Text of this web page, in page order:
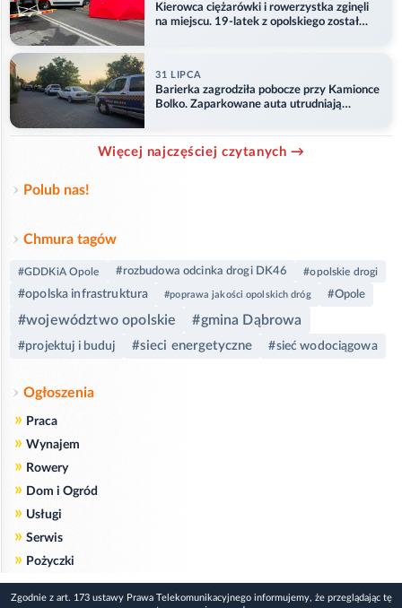
Kierowca ciężarówki i rowerzystka zginęli
na miejscu. 19-latek z opolskiego został
31 LIPCA
Barierka zagrodziła pobocze przy Kamionce
Bolko. Zaparkowane auta utrudniają
Więcej najczęściej czytanych →
Polub nas!
Chmura tagów
#GDDKiA Opole #rozbudowa odcinka drogi DK46 #opolskie drogi
#opolska infrastruktura #poprawa jakości opolskich dróg #Opole
#województwo opolskie #gmina Dąbrowa
#projektuj i buduj #sieci energetyczne #sieć wodociągowa
Ogłoszenia
» Praca
» Wynajem
» Rowery
» Dom i Ogród
» Usługi
» Serwis
» Pożyczki
Zgodnie z art. 173 ustawy Prawa Telekomunikacyjnego informujemy, że przeglądając tę